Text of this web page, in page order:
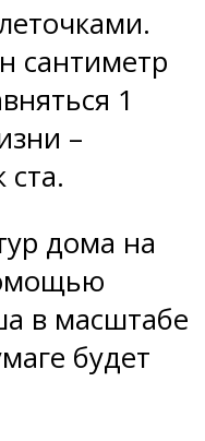
сантиметр
1
–
дома на
в масштабе
будет